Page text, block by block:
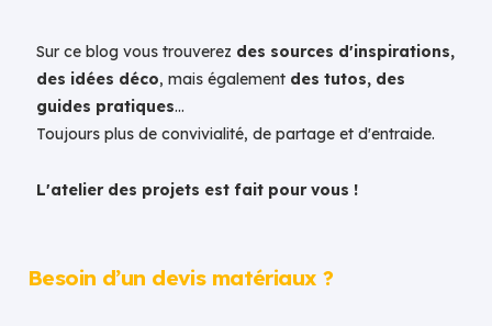
Sur ce blog vous trouverez des sources d'inspirations,
des idées déco, mais également des tutos, des
guides pratiques...
Toujours plus de convivialité, de partage et d'entraide.
L'atelier des projets est fait pour vous !
Besoin d’un devis matériaux ?